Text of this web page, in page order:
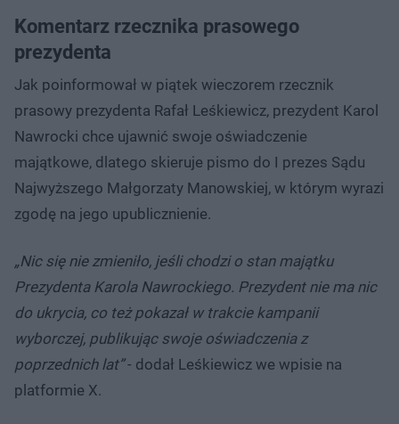
Komentarz rzecznika prasowego
prezydenta
Jak poinformował w piątek wieczorem rzecznik
prasowy prezydenta Rafał Leśkiewicz, prezydent Karol
Nawrocki chce ujawnić swoje oświadczenie
majątkowe, dlatego skieruje pismo do I prezes Sądu
Najwyższego Małgorzaty Manowskiej, w którym wyrazi
zgodę na jego upublicznienie.
„Nic się nie zmieniło, jeśli chodzi o stan majątku
Prezydenta Karola Nawrockiego. Prezydent nie ma nic
do ukrycia, co też pokazał w trakcie kampanii
wyborczej, publikując swoje oświadczenia z
poprzednich lat”- dodał Leśkiewicz we wpisie na
platformie X.